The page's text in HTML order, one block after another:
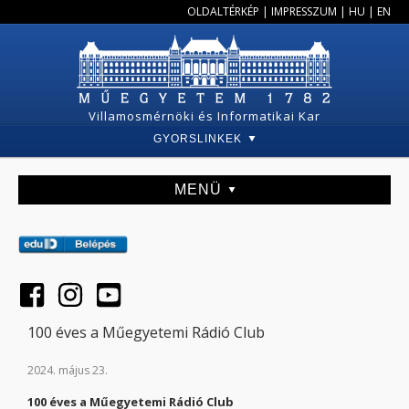
OLDALTÉRKÉP | IMPRESSZUM | HU | EN
Villamosmérnöki és Informatikai Kar
GYORSLINKEK
MENÜ
100 éves a Műegyetemi Rádió Club
2024. május 23.
100 éves a Műegyetemi Rádió Club